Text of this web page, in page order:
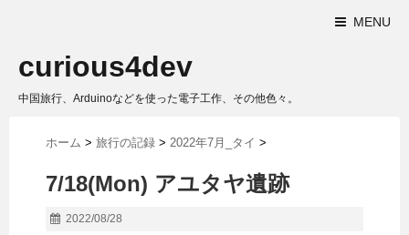
MENU
curious4dev
中国旅行、Arduinoなどを使った電子工作、その他色々。
ホーム > 旅行の記録 > 2022年7月_タイ >
7/18(Mon) アユタヤ遺跡
2022/08/28